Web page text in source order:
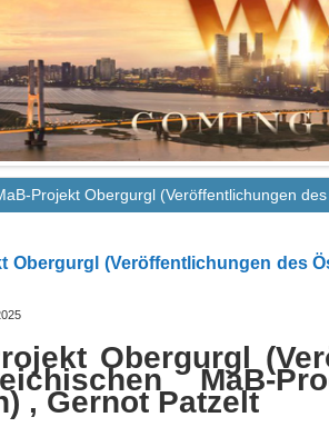
Projekt Obergurgl (Veröffentlichungen
Obergurgl (Veröffentlichungen des
Obergurgl
MaB-
, Gernot Patzelt